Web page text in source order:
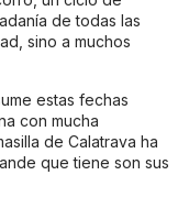
de todas las
sino a muchos
estas fechas
con mucha
de Calatrava ha
que tiene son sus